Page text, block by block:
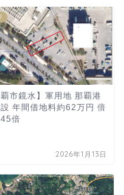
覇市鏡水】軍用地 那覇港
年間借地料約62万円 倍
倍
2026年1月13日